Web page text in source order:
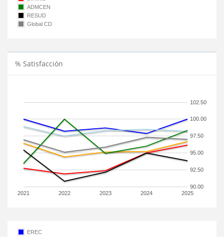
ADMCEN
RESUD
Global CD
% Satisfacción
2021 2022 2023 2024 2025
90.00
92.50
95.00
97.50
100.00
102.50
EREC